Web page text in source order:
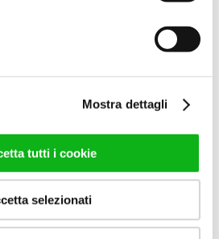
Mostra dettagli
tutti i cookie
selezionati
(IVA escl.)
Leggi tutto